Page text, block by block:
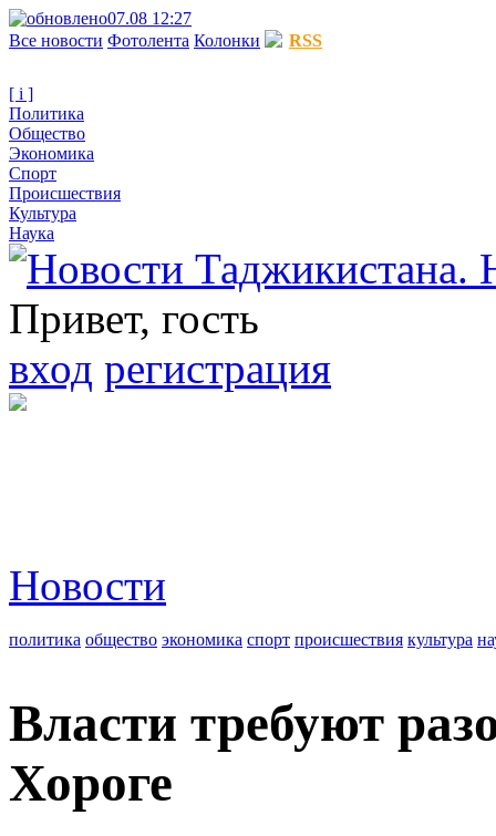
07.08 12:27
Все новости Фотолента Колонки RSS
[ i ]
Политика
Общество
Экономика
Спорт
Происшествия
Культура
Наука
Привет, гость
вход регистрация
Новости
политика общество экономика спорт происшествия культура
Власти требуют
Хороге